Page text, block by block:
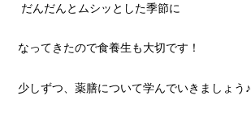
だんだんとムシッとした季節に
なってきたので食養生も大切です！
少しずつ、薬膳について学んでいきましょう♪